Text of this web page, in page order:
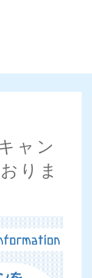
ャン
りま